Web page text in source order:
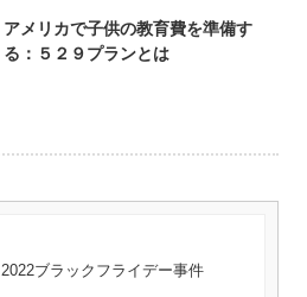
アメリカで子供の教育費を準備す
る：５２９プランとは
2022ブラックフライデー事件